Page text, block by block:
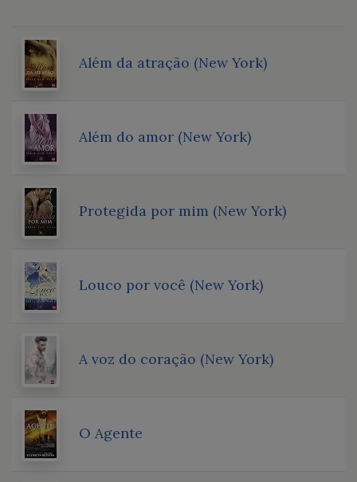
Além da atração (New York)
Além do amor (New York)
Protegida por mim (New York)
Louco por você (New York)
A voz do coração (New York)
O Agente